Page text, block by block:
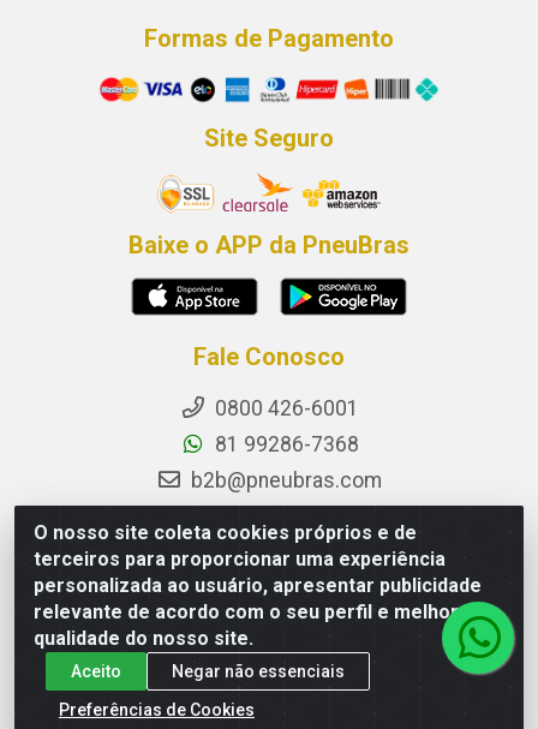
O nosso site coleta cookies próprios e de
terceiros para proporcionar uma experiência
personalizada ao usuário, apresentar publicidade
relevante de acordo com o seu perfil e melhorar a
qualidade do nosso site.
Aceito
Negar não essenciais
Preferências de Cookies
Formas de Pagamento
Site Seguro
Baixe o APP da PneuBras
Fale Conosco
0800 426-6001
81 99286-7368
b2b@pneubras.com
Instagram
Facebook
Privacidade e Dados (DPO):
dpo.pneubras@pneubras.com